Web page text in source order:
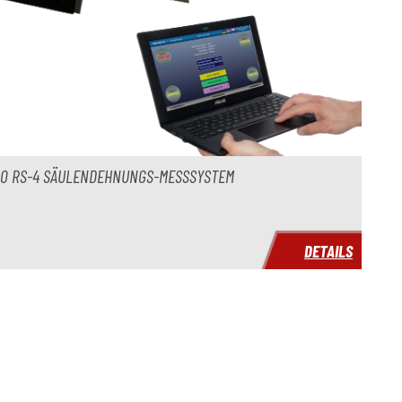
RS-4 SÄULENDEHNUNGS-MESSSYSTEM
DETAILS